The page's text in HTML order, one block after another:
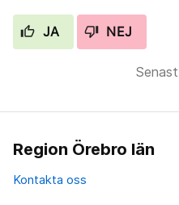
JA NEJ
Region Örebro län
Kontakta oss